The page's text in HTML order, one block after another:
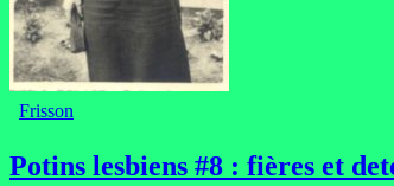
Frisson
Potins lesbiens #8 : fières et